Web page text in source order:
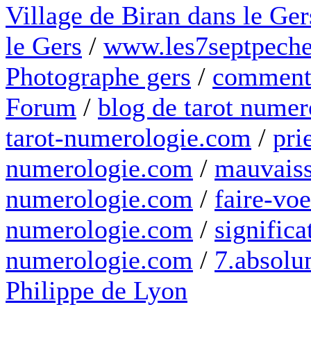
Village de Biran dans le
le Gers /
Photographe gers /
Forum / blog de tarot
tarot-numerologie.com /
numerologie.com /
numerologie.com / faire-
numerologie.com /
numerologie.com /
Philippe de Lyon